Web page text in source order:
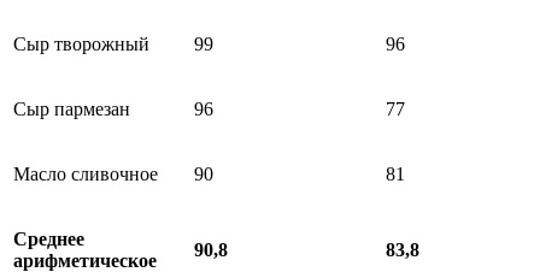
Сыр творожный 99 96
Сыр пармезан 96 77
Масло сливочное 90 81
Среднее
арифметическое
90,8 83,8